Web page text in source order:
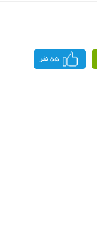
55 نفر